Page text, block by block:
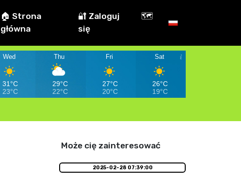
🏠 Strona
główna
🔐 Zaloguj
się
🗺️
Wed
31°C
23°C
Thu
29°C
22°C
Fri
27°C
20°C
Sat
26°C
19°C
Może cię zainteresować
2025-02-28 07:39:00